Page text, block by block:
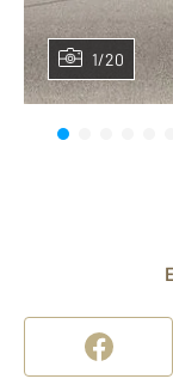
1/20